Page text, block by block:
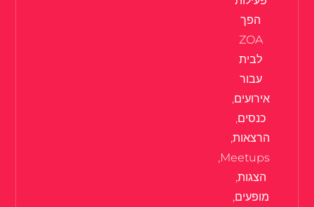
הפך
ZOA
לבית
עבור
אירועים,
כנסים,
הרצאות,
Meetups,
הצגות,
מופעים,